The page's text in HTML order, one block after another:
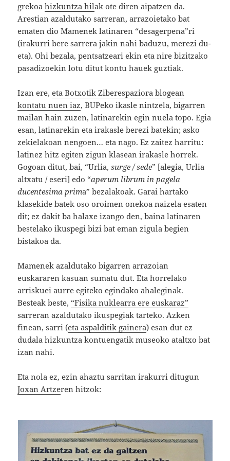
grekoahizkuntza hilak ote diren aipatzen da.
Arestian azaldutako sarreran, arrazoietako bat
ematen dio Mamenek latinaren “desagerpena”ri
(irakurri bere sarrera jakin nahi baduzu, merezi du-
eta). Ohi bezala, pentsatzeari ekin eta nire bizitzako
pasadizoekin lotu ditut kontu hauek guztiak.
Izan ere,eta Botxotik Ziberespaziora blogean
kontatu nuen iaz, BUPeko ikasle nintzela, bigarren
mailan hain zuzen, latinarekin egin nuela topo. Egia
esan, latinarekin eta irakasle berezi batekin; asko
zekielakoan nengoen… eta nago. Ez zaitez harritu:
latinez hitz egiten zigun klasean irakasle horrek.
Gogoan ditut, bai, “Urlia,surge / sede” [alegia, Urlia
altxatu / eseri] edo “aperum librum in pagela
ducentesima prima” bezalakoak. Garai hartako
klasekide batek oso oroimen onekoa naizela esaten
dit; ez dakit ba halaxe izango den, baina latinaren
bestelako ikuspegi bizi bat eman zigula begien
bistakoa da.
Mamenek azaldutako bigarren arrazoian
euskararen kasuan sumatu dut. Eta horrelako
arriskuei aurre egiteko egindako ahaleginak.
Besteak beste, “Fisika nuklearra ere euskaraz”
sarreran azaldutako ikuspegiak tarteko. Azken
finean, sarri (eta aspalditik gainera) esan dut ez
dudala hizkuntza kontuengatik museoko ataltxo bat
izan nahi.
Eta nola ez, ezin ahaztu sarritan irakurri ditugun
Joxan Artzeren hitzok: